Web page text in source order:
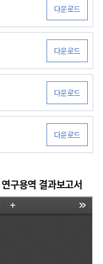
다운로드
다운로드
다운로드
다운로드
구용역 결과보고서